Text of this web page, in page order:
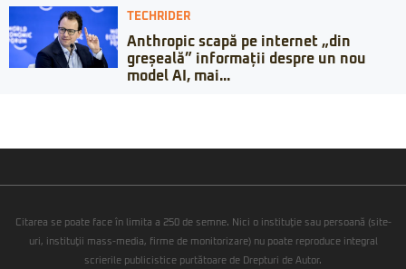
TECHRIDER
Anthropic scapă pe internet „din
greșeală” informații despre un nou
model AI, mai...
Citarea se poate face în limita a 250 de semne. Nici o instituţie sau persoană (site-
uri, instituţii mass-media, firme de monitorizare) nu poate reproduce integral
scrierile publicistice purtătoare de Drepturi de Autor.